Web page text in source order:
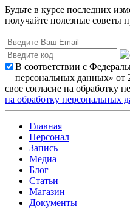
Будьте в курсе последних
получайте полезные советы
В соответствии с
персональных данных» от
свое согласие на обработку
на обработку персональных
Главная
Персонал
Запись
Медиа
Блог
Статьи
Магазин
Документы